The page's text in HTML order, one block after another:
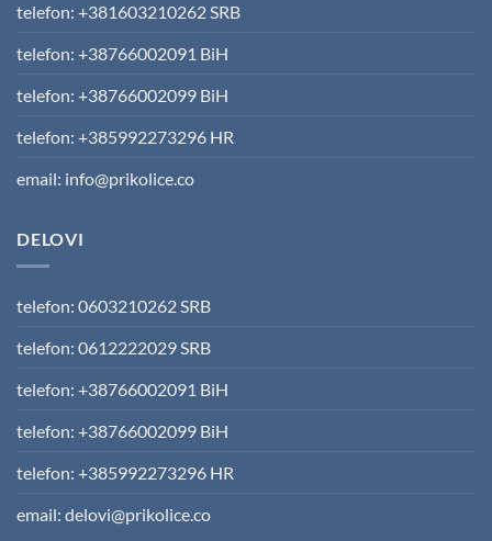
telefon: +381603210262 SRB
telefon: +38766002091 BiH
telefon: +38766002099 BiH
telefon: +385992273296 HR
email: info@prikolice.co
DELOVI
telefon: 0603210262 SRB
telefon: 0612222029 SRB
telefon: +38766002091 BiH
telefon: +38766002099 BiH
telefon: +385992273296 HR
email: delovi@prikolice.co